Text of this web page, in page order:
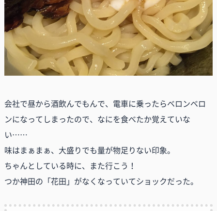
会社で昼から酒飲んでもんで、電車に乗ったらベロンベロ
ンになってしまったので、なにを食べたか覚えていな
い……
味はまぁまぁ、大盛りでも量が物足りない印象。
ちゃんとしている時に、また行こう！
つか神田の「花田」がなくなっていてショックだった。